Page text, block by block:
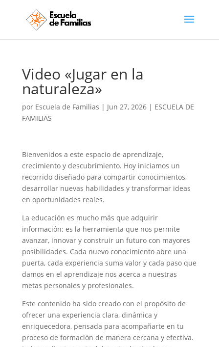
Video «Jugar en la
naturaleza»
por Escuela de Familias | Jun 27, 2026| ESCUELA DE
FAMILIAS
Bienvenidos a este espacio de aprendizaje,
crecimiento y descubrimiento. Hoy iniciamos un
recorrido diseñado para compartir conocimientos,
desarrollar nuevas habilidades y transformar ideas
en oportunidades reales.
La educación es mucho más que adquirir
información: es la herramienta que nos permite
avanzar, innovar y construir un futuro con mayores
posibilidades. Cada nuevo conocimiento abre una
puerta, cada experiencia suma valor y cada paso que
damos en el aprendizaje nos acerca a nuestras
metas personales y profesionales.
Este contenido ha sido creado con el propósito de
ofrecer una experiencia clara, dinámica y
enriquecedora, pensada para acompañarte en tu
proceso de formación de manera cercana y efectiva.